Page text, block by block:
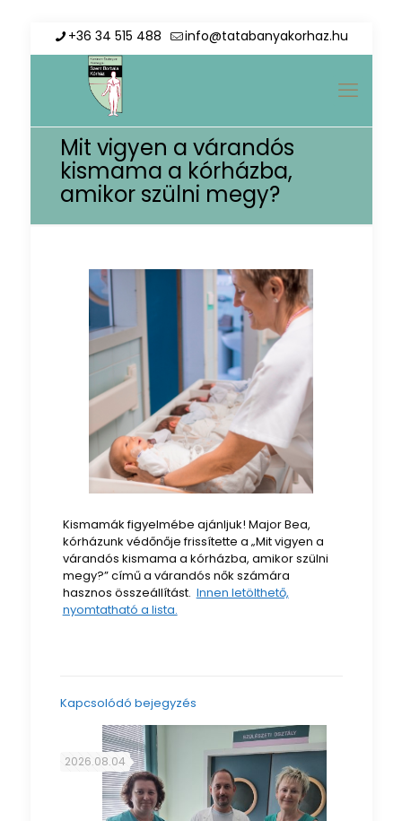
+36 34 515 488 info@tatabanyakorhaz.hu
Mit vigyen a várandós
kismama a kórházba,
amikor szülni megy?
Kismamák figyelmébe ajánljuk! Major Bea,
kórházunk védőnője frissítette a „Mit vigyen a
várandós kismama a kórházba, amikor szülni
megy?” című a várandós nők számára
hasznos összeállítást. Innen letölthető,
nyomtatható a lista.
Kapcsolódó bejegyzés
2026.08.04